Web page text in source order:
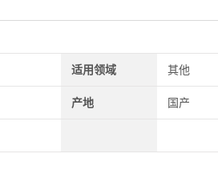
适用领域 其他
产地 国产